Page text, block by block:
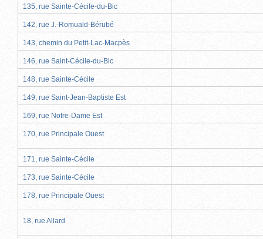
135, rue Sainte-Cécile-du-Bic
142, rue J.-Romuald-Bérubé
143, chemin du Petit-Lac-Macpès
146, rue Saint-Cécile-du-Bic
148, rue Sainte-Cécile
149, rue Saint-Jean-Baptiste Est
169, rue Notre-Dame Est
170, rue Principale Ouest
171, rue Sainte-Cécile
173, rue Sainte-Cécile
178, rue Principale Ouest
18, rue Allard